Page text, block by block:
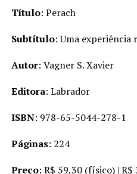
Título: Perach
Subtítulo: Uma
Autor: Vagner S. Xavier
Editora: Labrador
ISBN: 978-65-5044-278-1
Páginas: 224
Preço: R$ 59,30 (físico) |